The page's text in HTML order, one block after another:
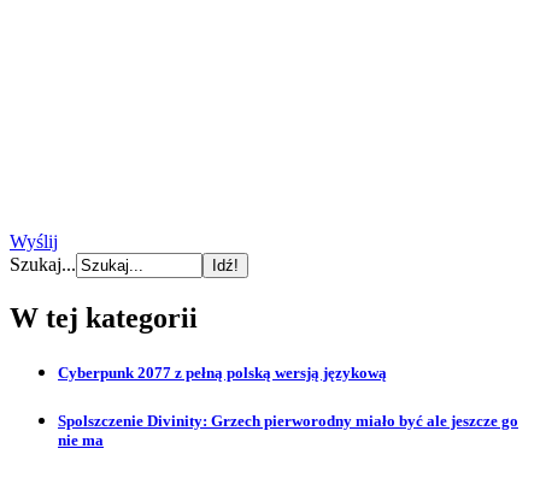
Wyślij
Szukaj...
W tej kategorii
Cyberpunk 2077 z pełną polską wersją językową
Spolszczenie Divinity: Grzech pierworodny miało być ale jeszcze go
nie ma